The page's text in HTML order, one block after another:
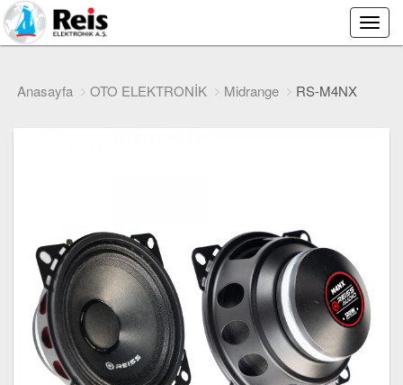
Main
Menu
Anasayfa OTO ELEKTRONİK Midrange RS-M4NX